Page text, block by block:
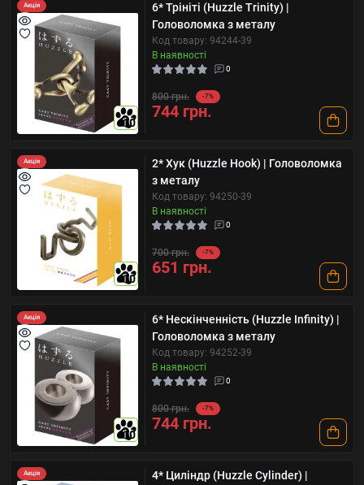
Акція
10
6* Трініті (Huzzle Trinity) |
Головоломка з металу
Код товару: 94244-39
В наявності
0
800 грн. -7%
744 грн.
Акція
10
2* Хук (Huzzle Hook) | Головоломка
з металу
Код товару: 94250-39
В наявності
0
700 грн. -7%
651 грн.
Акція
10
6* Нескінченність (Huzzle Infinity) |
Головоломка з металу
Код товару: 94252-39
В наявності
0
800 грн. -7%
744 грн.
Акція
4* Циліндр (Huzzle Cylinder) |